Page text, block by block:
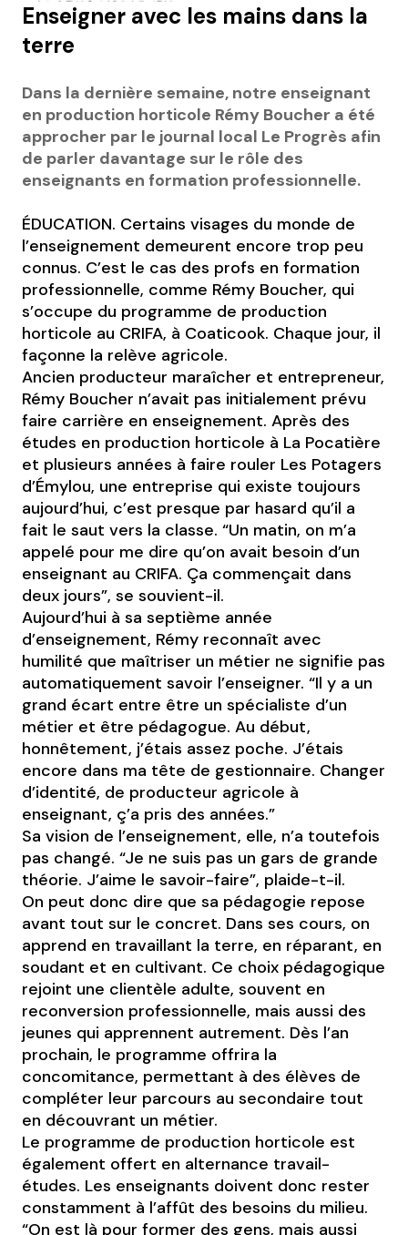
Enseigner avec les mains dans la
terre
Dans la dernière semaine, notre enseignant
en production horticole Rémy Boucher a été
approcher par le journal local Le Progrès afin
de parler davantage sur le rôle des
enseignants en formation professionnelle.
ÉDUCATION. Certains visages du monde de
l’enseignement demeurent encore trop peu
connus. C’est le cas des profs en formation
professionnelle, comme Rémy Boucher, qui
s’occupe du programme de production
horticole au CRIFA, à Coaticook. Chaque jour, il
façonne la relève agricole.
Ancien producteur maraîcher et entrepreneur,
Rémy Boucher n’avait pas initialement prévu
faire carrière en enseignement. Après des
études en production horticole à La Pocatière
et plusieurs années à faire rouler Les Potagers
d’Émylou, une entreprise qui existe toujours
aujourd’hui, c’est presque par hasard qu’il a
fait le saut vers la classe. “Un matin, on m’a
appelé pour me dire qu’on avait besoin d’un
enseignant au CRIFA. Ça commençait dans
deux jours”, se souvient-il.
Aujourd’hui à sa septième année
d’enseignement, Rémy reconnaît avec
humilité que maîtriser un métier ne signifie pas
automatiquement savoir l’enseigner. “Il y a un
grand écart entre être un spécialiste d’un
métier et être pédagogue. Au début,
honnêtement, j’étais assez poche. J’étais
encore dans ma tête de gestionnaire. Changer
d’identité, de producteur agricole à
enseignant, ç’a pris des années.”
Sa vision de l’enseignement, elle, n’a toutefois
pas changé. “Je ne suis pas un gars de grande
théorie. J’aime le savoir-faire”, plaide-t-il.
On peut donc dire que sa pédagogie repose
avant tout sur le concret. Dans ses cours, on
apprend en travaillant la terre, en réparant, en
soudant et en cultivant. Ce choix pédagogique
rejoint une clientèle adulte, souvent en
reconversion professionnelle, mais aussi des
jeunes qui apprennent autrement. Dès l’an
prochain, le programme offrira la
concomitance, permettant à des élèves de
compléter leur parcours au secondaire tout
en découvrant un métier.
Le programme de production horticole est
également offert en alternance travail-
études. Les enseignants doivent donc rester
constamment à l’affût des besoins du milieu.
“On est là pour former des gens, mais aussi